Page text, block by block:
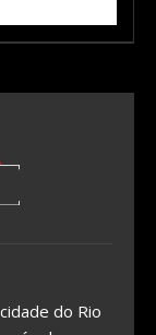
do Rio